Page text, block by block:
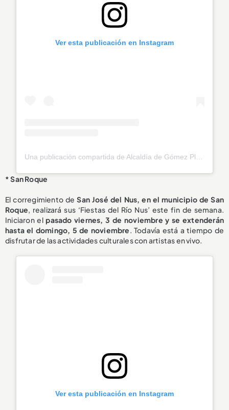
Ver esta publicación en Instagram
* San Roque
El corregimiento de San José del Nus, en el municipio de San
Roque , realizará sus ‘Fiestas del Río Nus’ este fin de semana.
Iniciaron elpasado viernes, 3 de noviembre y se extenderán
hasta el domingo, 5 de noviembre . Todavía está a tiempo de
disfrutar de las actividades culturales con artistas en vivo.
Ver esta publicación en Instagram